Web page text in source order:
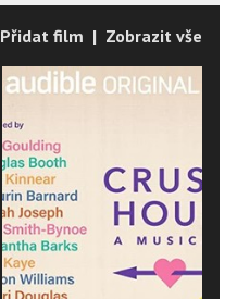
Přidat film | Zobrazit vše